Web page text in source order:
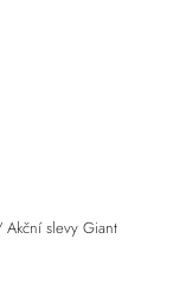
Akční slevy Giant